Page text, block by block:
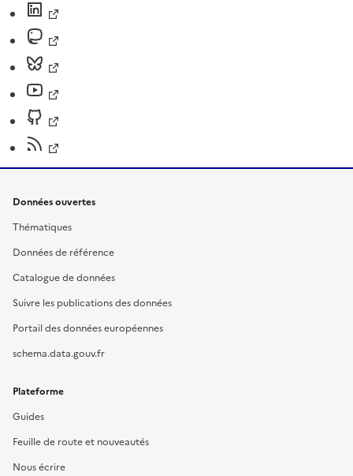
Données ouvertes
Thématiques
Données de référence
Catalogue de données
Suivre les publications des données
Portail des données européennes
schema.data.gouv.fr
Plateforme
Guides
Feuille de route et nouveautés
Nous écrire